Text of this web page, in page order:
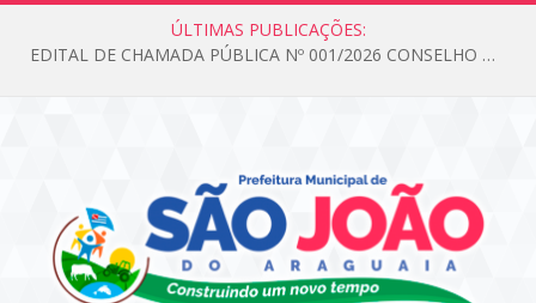
ÚLTIMAS PUBLICAÇÕES:
EDITAL DE CHAMADA PÚBLICA Nº 001/2026 CONSELHO DOS DIREITOS DA CRIANÇA E DO ADOLESCENTE